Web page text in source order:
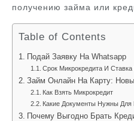
получению займа или
Table of Contents
Подай Заявку На Whatsapp
Срок Микрокредита И Ставка
Займ Онлайн На Карту:
Как Взять Микрокредит
Какие Документы Нужны
Почему Выгодно Брать